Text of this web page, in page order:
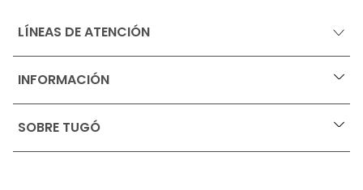
LÍNEAS DE ATENCIÓN
INFORMACIÓN +
Ofertas vigentes
Términos, condiciones y restricciones para productos
SOBRE TUGÓ +